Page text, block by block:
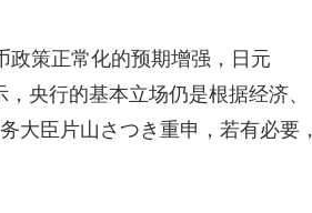
政策正常化的预期增强，日元
央行的基本立场仍是根据经济、
大臣片山さつき重申，若有必要，